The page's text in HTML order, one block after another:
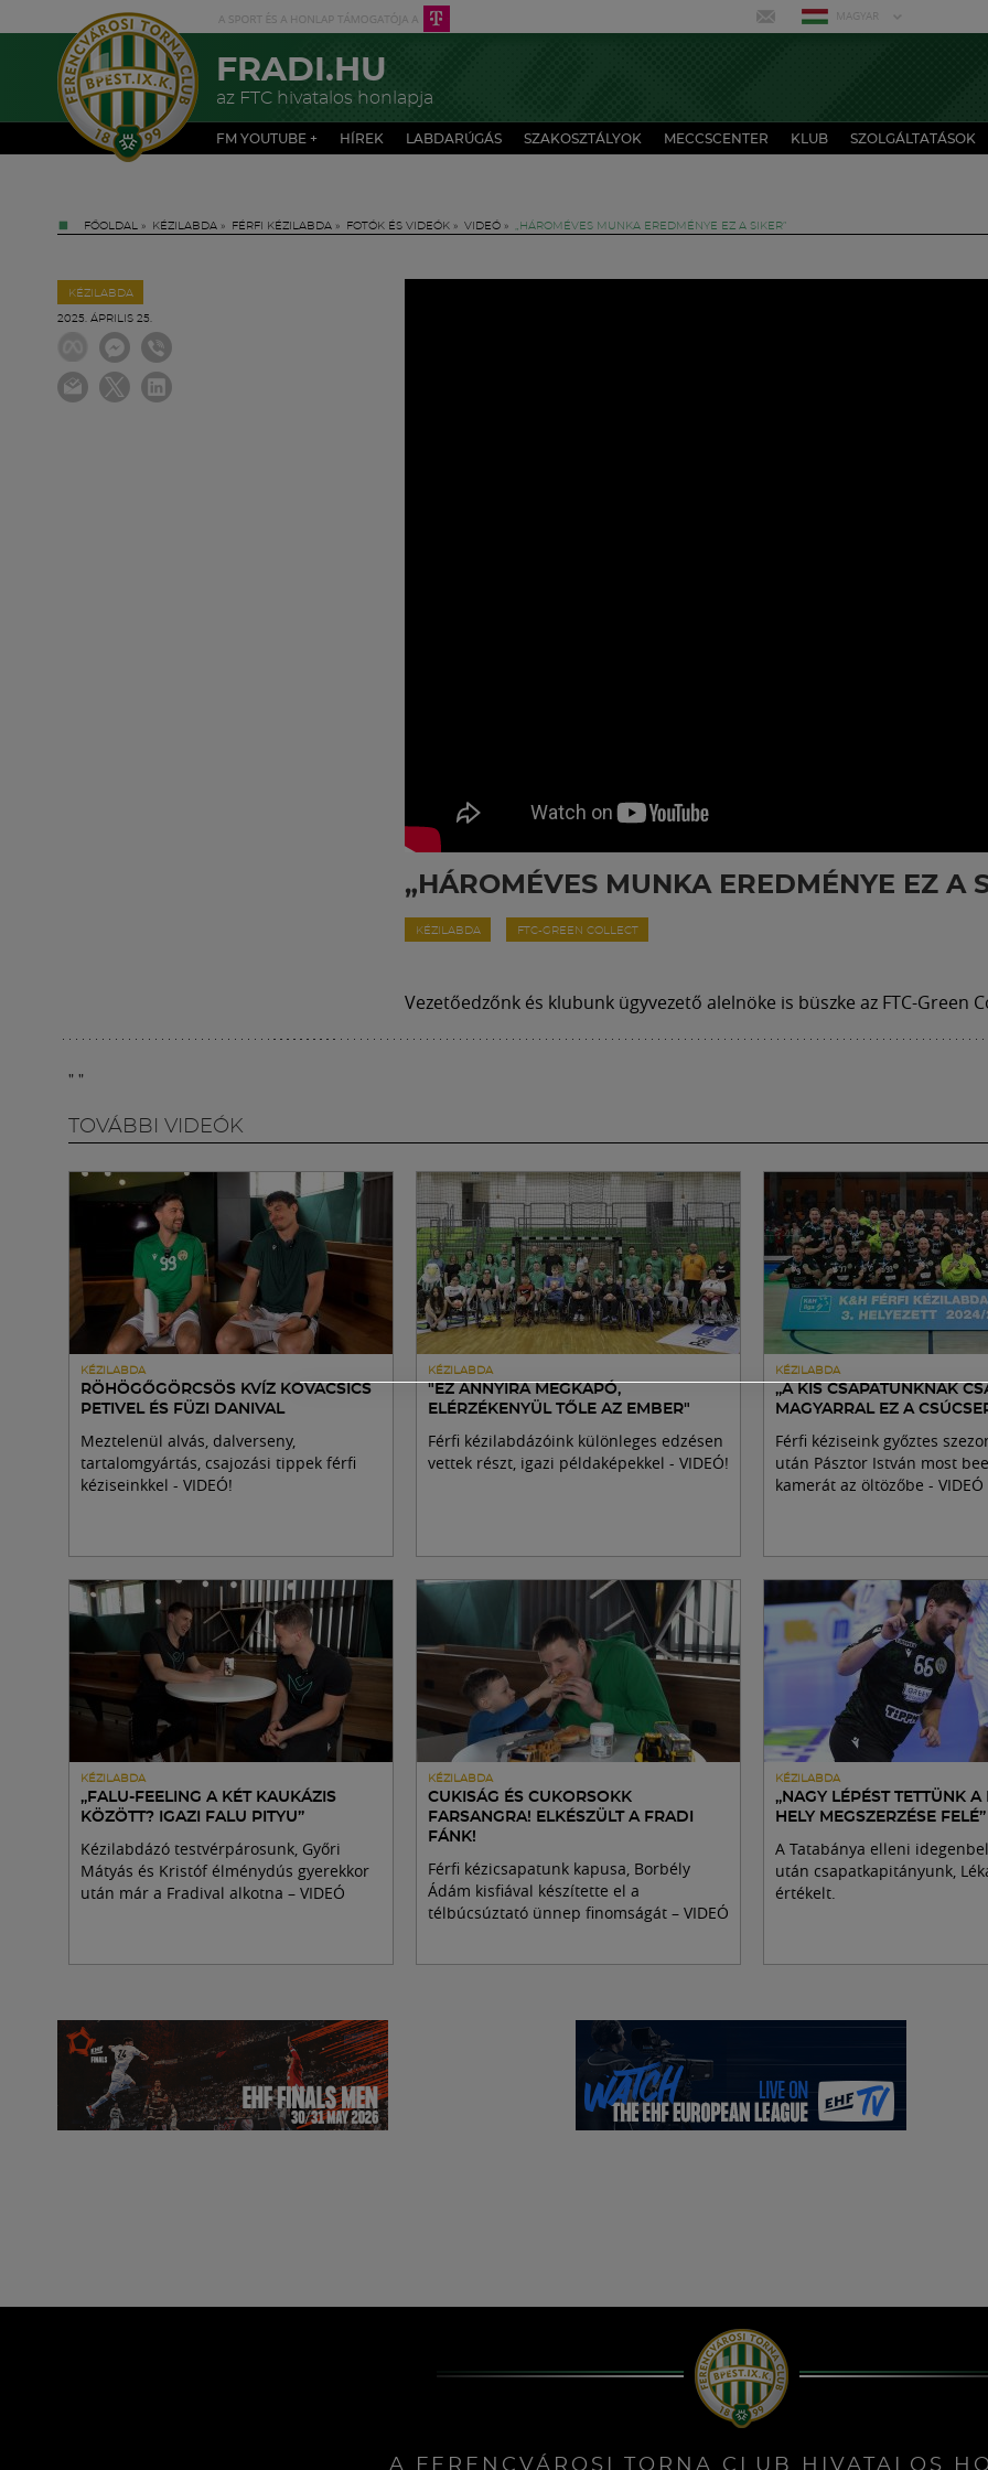
MAGYAR
FRADI.HU
az FTC hivatalos honlapja
FM YOUTUBE + HÍREK LABDARÚGÁS SZAKOSZTÁLYOK MECCSCENTER KLUB SZOLGÁLTATÁSOK
FŐOLDAL » KÉZILABDA » FÉRFI KÉZILABDA » FOTÓK ÉS VIDEÓK » VIDEÓ » „HÁROMÉVES MUNKA EREDMÉNYE EZ A SIKER”
KÉZILABDA
2025. ÁPRILIS 25.
„HÁROMÉVES MUNKA EREDMÉNYE EZ A
KÉZILABDA FTC-GREEN COLLECT
Vezetőedzőnk és klubunk ügyvezető alelnöke is büszke az FTC-Green
" "
TOVÁBBI VIDEÓK
KÉZILABDA
RÖHÖGŐGÖRCSÖS KVÍZ KOVACSICS
PETIVEL ÉS FÜZI DANIVAL
Meztelenül alvás, dalverseny,
tartalomgyártás, csajozási tippek férfi
kéziseinkkel - VIDEÓ!
KÉZILABDA
"EZ ANNYIRA MEGKAPÓ,
ELÉRZÉKENYÜL TŐLE AZ EMBER"
Férfi kézilabdázóink különleges edzésen
vettek részt, igazi példaképekkel - VIDEÓ!
KÉZILABDA
„A KIS CSAPATUNKNAK
MAGYARRAL EZ A
Férfi kéziseink győztes
után Pásztor István most
kamerát az öltözőbe - VIDEÓ
KÉZILABDA
„FALU-FEELING A KÉT KAUKÁZIS
KÖZÖTT? IGAZI FALU PITYU”
Kézilabdázó testvérpárosunk, Győri
Mátyás és Kristóf élménydús gyerekkor
után már a Fradival alkotna – VIDEÓ
KÉZILABDA
CUKISÁG ÉS CUKORSOKK
FARSANGRA! ELKÉSZÜLT A FRADI
FÁNK!
Férfi kézicsapatunk kapusa, Borbély
Ádám kisfiával készítette el a
télbúcsúztató ünnep finomságát – VIDEÓ
KÉZILABDA
„NAGY LÉPÉST TETTÜNK
HELY MEGSZERZÉSE FELÉ”
A Tatabánya elleni
után csapatkapitányunk,
értékelt.
A FERENCVÁROSI TORNA CLUB HIVATALOS